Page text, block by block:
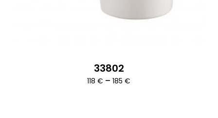
33802
118€ – 185€